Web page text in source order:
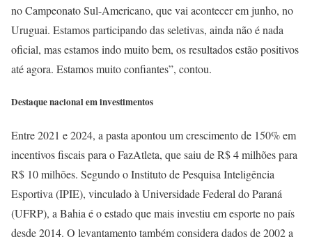
no Campeonato Sul-Americano, que vai acontecer em junho, no
Uruguai. Estamos participando das seletivas, ainda não é nada
oficial, mas estamos indo muito bem, os resultados estão positivos
até agora. Estamos muito confiantes”, contou.
Destaque nacional em investimentos
Entre 2021 e 2024, a pasta apontou um crescimento de 150% em
incentivos fiscais para o FazAtleta, que saiu de R$ 4 milhões para
R$ 10 milhões. Segundo o Instituto de Pesquisa Inteligência
Esportiva (IPIE), vinculado à Universidade Federal do Paraná
(UFRP), a Bahia é o estado que mais investiu em esporte no país
desde 2014. O levantamento também considera dados de 2002 a